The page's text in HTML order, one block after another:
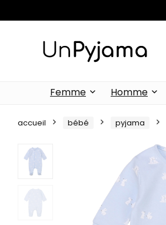
Femme Homme
accueil bébé pyjama